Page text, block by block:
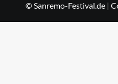
© Sanremo-Festival.de |